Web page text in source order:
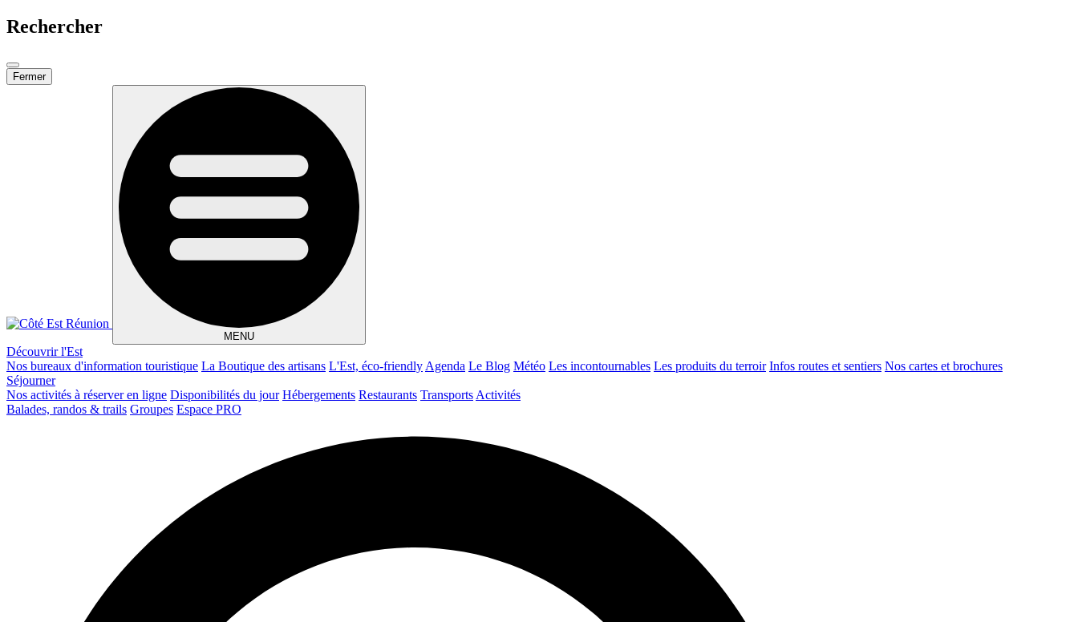
Rechercher
Fermer
MENU
Découvrir l'Est
Nos bureaux d'information touristique La Boutique des artisans L'Est, éco-friendly Agenda Le Blog Météo Les incontournables Les produits du terroir Infos routes et sentiers Nos cartes et brochures
Séjourner
Nos activités à réserver en ligne Disponibilités du jour Hébergements Restaurants Transports Activités
Balades, randos & trails Groupes Espace PRO